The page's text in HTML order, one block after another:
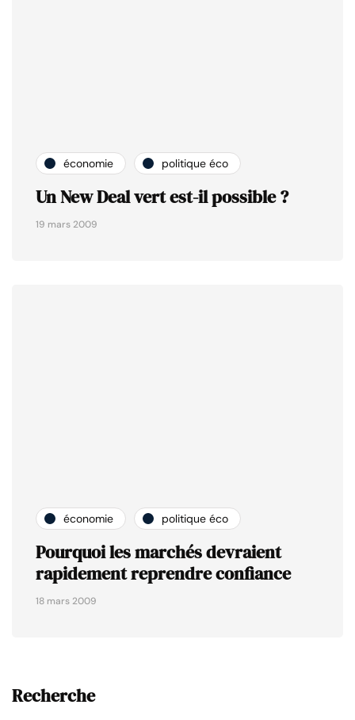
économie politique éco
Un New Deal vert est-il possible ?
19 mars 2009
économie politique éco
Pourquoi les marchés devraient
rapidement reprendre confiance
18 mars 2009
Recherche